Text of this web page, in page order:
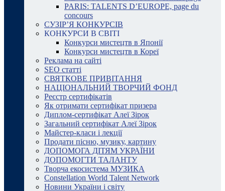
PARIS: TALENTS D’EUROPE, page du
concours
СУЗІР’Я КОНКУРСІВ
КОНКУРСИ В СВІТІ
Конкурси мистецтв в Японії
Конкурси мистецтв в Кореї
Реклама на сайті
SEO статті
СВЯТКОВЕ ПРИВІТАННЯ
НАЦІОНАЛЬНИЙ ТВОРЧИЙ ФОНД
Реєстр сертифікатів
Як отримати сертифікат призера
Диплом-сертифікат Алеї Зірок
Загальний сертифікат Алеї Зірок
Майстер-класи і лекції
Продати пісню, музику, картину
ДОПОМОГА ДІТЯМ УКРАЇНИ
ДОПОМОГТИ ТАЛАНТУ
Творча екосистема МУЗИКА
Constellation World Talent Network
Новини України і світу